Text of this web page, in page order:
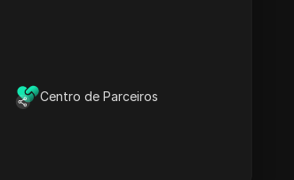
Centro de Parceiros
e rede